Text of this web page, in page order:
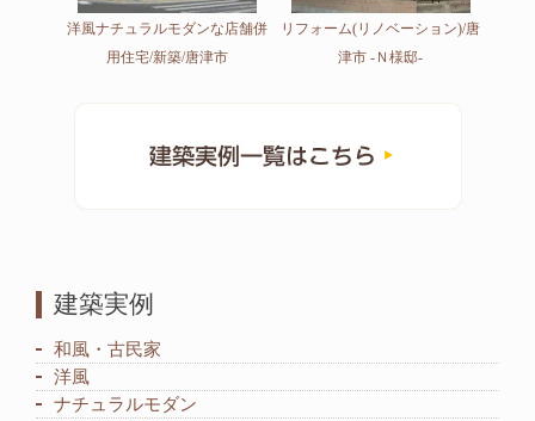
洋風ナチュラルモダンな店舗併
用住宅/新築/唐津市
リフォーム(リノベーション)/唐
津市 -Ｎ様邸-
建築実例
和風・古民家
洋風
ナチュラルモダン